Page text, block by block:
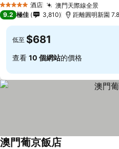
5 星級 酒店 澳門天際線全景
9.2 極佳 3,810 距離圓明新園
低至 $681
查看 10 個網站的價格
澳門葡京飯店